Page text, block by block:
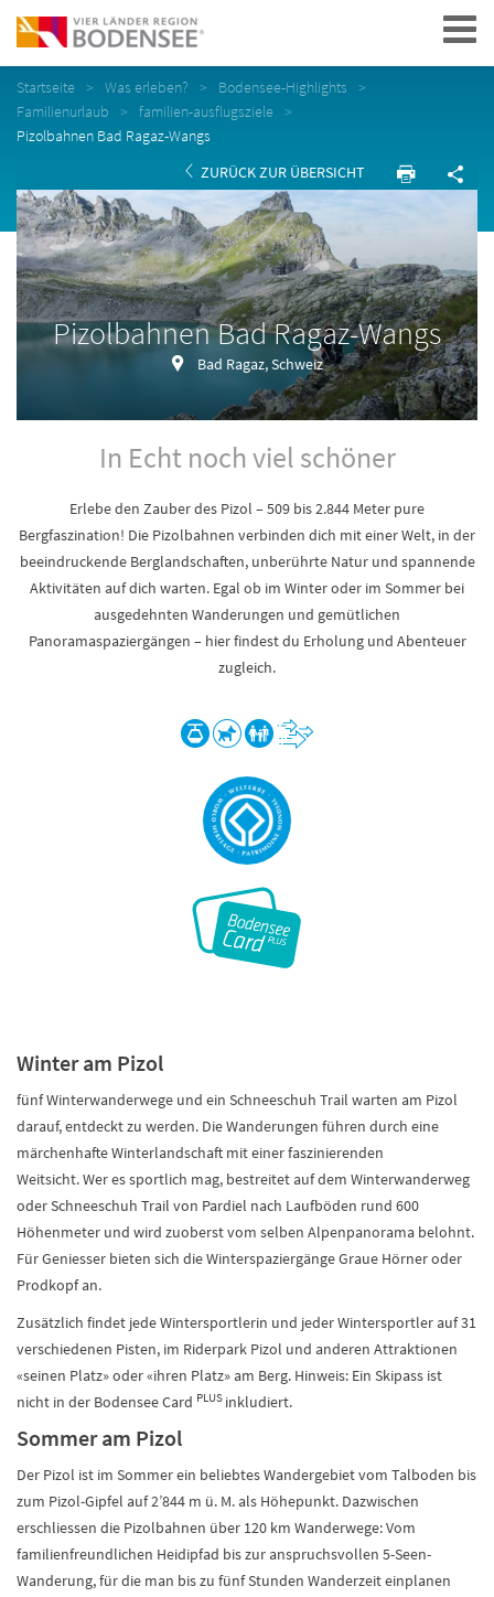
Navigation
Startseite Was erleben?
Bodensee-Highlights
Familienurlaub
familien-ausflugsziele
Pizolbahnen Bad Ragaz-Wangs
ZURÜCK ZUR ÜBERSICHT
Pizolbahnen Bad Ragaz-Wangs
Bad Ragaz, Schweiz
In Echt noch viel schöner
Erlebe den Zauber des Pizol – 509 bis 2.844 Meter pure
Bergfaszination! Die Pizolbahnen verbinden dich mit einer Welt, in der
beeindruckende Berglandschaften, unberührte Natur und spannende
Aktivitäten auf dich warten. Egal ob im Winter oder im Sommer bei
ausgedehnten Wanderungen und gemütlichen
Panoramaspaziergängen – hier findest du Erholung und Abenteuer
zugleich.
Winter am Pizol
fünf Winterwanderwege und ein Schneeschuh Trail warten am Pizol
darauf, entdeckt zu werden. Die Wanderungen führen durch eine
märchenhafte Winterlandschaft mit einer faszinierenden
Weitsicht. Wer es sportlich mag, bestreitet auf dem Winterwanderweg
oder Schneeschuh Trail von Pardiel nach Laufböden rund 600
Höhenmeter und wird zuoberst vom selben Alpenpanorama belohnt.
Für Geniesser bieten sich die Winterspaziergänge Graue Hörner oder
Prodkopf an.
Zusätzlich findet jede Wintersportlerin und jeder Wintersportler auf 31
verschiedenen Pisten, im Riderpark Pizol und anderen Attraktionen
«seinen Platz» oder «ihren Platz» am Berg. Hinweis: Ein Skipass ist
nicht in der Bodensee Card PLUS inkludiert.
Sommer am Pizol
Der Pizol ist im Sommer ein beliebtes Wandergebiet vom Talboden bis
zum Pizol-Gipfel auf 2’844 m ü. M. als Höhepunkt. Dazwischen
erschliessen die Pizolbahnen über 120 km Wanderwege: Vom
familienfreundlichen Heidipfad bis zur anspruchsvollen 5-Seen-
Wanderung, für die man bis zu fünf Stunden Wanderzeit einplanen